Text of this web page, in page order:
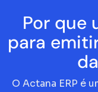
Por que
para
O Actana ERP é